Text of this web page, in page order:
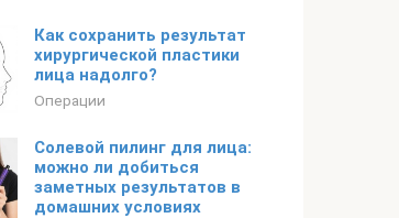
Как сохранить результат
хирургической пластики
лица надолго?
Операции
Солевой пилинг для лица:
можно ли добиться
заметных результатов в
домашних условиях